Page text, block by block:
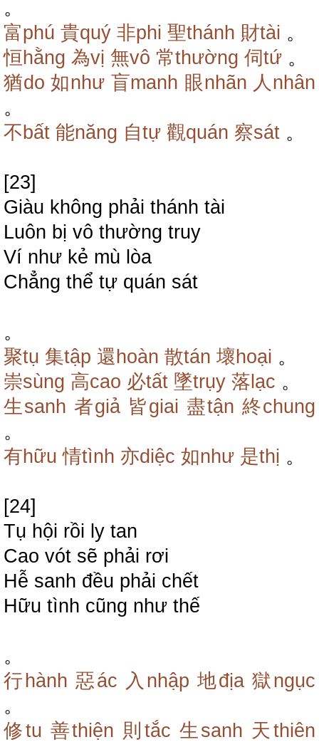
。
富phú 貴quý 非phi 聖thánh 財tài 。
恒hằng 為vị 無vô 常thường 伺tứ 。
猶do 如như 盲manh 眼nhãn 人nhân
。
不bất 能năng 自tự 觀quán 察sát 。
[23]
Giàu không phải thánh tài
Luôn bị vô thường truy
Ví như kẻ mù lòa
Chẳng thể tự quán sát
。
聚tụ 集tập 還hoàn 散tán 壞hoại 。
崇sùng 高cao 必tất 墜trụy 落lạc 。
生sanh 者giả 皆giai 盡tận 終chung
。
有hữu 情tình 亦diệc 如như 是thị 。
[24]
Tụ hội rồi ly tan
Cao vót sẽ phải rơi
Hễ sanh đều phải chết
Hữu tình cũng như thế
。
行hành 惡ác 入nhập 地địa 獄ngục
。
修tu 善thiện 則tắc 生sanh 天thiên